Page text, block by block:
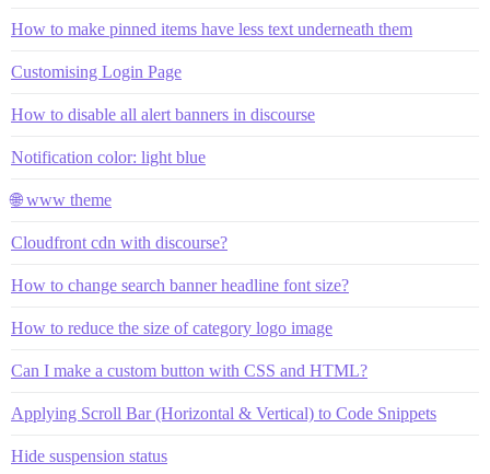
How to make pinned items have less text underneath them
Customising Login Page
How to disable all alert banners in discourse
Notification color: light blue
🌐 www theme
Cloudfront cdn with discourse?
How to change search banner headline font size?
How to reduce the size of category logo image
Can I make a custom button with CSS and HTML?
Applying Scroll Bar (Horizontal & Vertical) to Code Snippets
Hide suspension status